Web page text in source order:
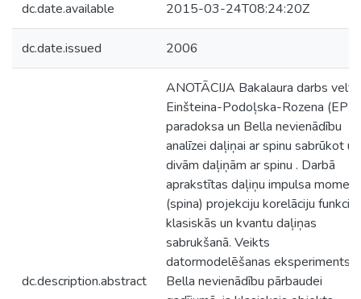
dc.date.available 2015-03-24T08:24:20Z
dc.date.issued 2006
dc.description.abstract
ANOTĀCIJA Bakalaura darbs
Einšteina-Podoļska-Rozena (EPR)
paradoksa un Bella nevienādību
analīzei daļiņai ar spinu sabrūkot uz
divām daļiņām ar spinu . Darbā
aprakstītas daļiņu impulsa
(spina) projekciju korelāciju
klasiskās un kvantu daļiņas
sabrukšanā. Veikts
datormodelēšanas eksperiments
Bella nevienādību pārbaudei